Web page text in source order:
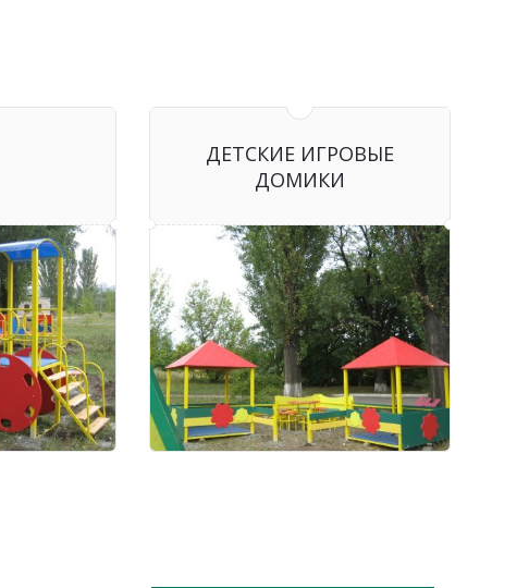
ДЕТСКИЕ ИГРОВЫЕ
ДОМИКИ